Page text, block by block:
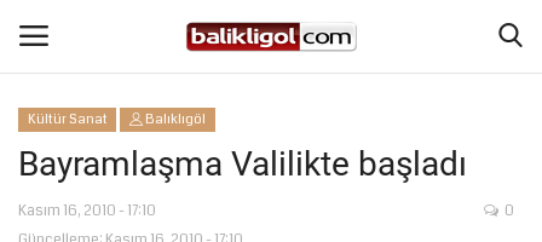
Giriş Yap
Anasayfa
Kültür Sanat Balıklıgöl
Bayramlaşma Valilikte başladı
Kasım 16, 2010 - 17:10
0